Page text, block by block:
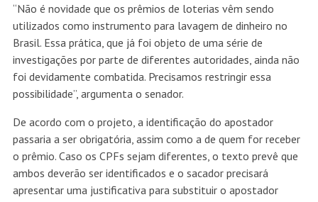
“Não é novidade que os prêmios de loterias vêm sendo
utilizados como instrumento para lavagem de dinheiro no
Brasil. Essa prática, que já foi objeto de uma série de
investigações por parte de diferentes autoridades, ainda não
foi devidamente combatida. Precisamos restringir essa
possibilidade”, argumenta o senador.
De acordo com o projeto, a identificação do apostador
passaria a ser obrigatória, assim como a de quem for receber
o prêmio. Caso os CPFs sejam diferentes, o texto prevê que
ambos deverão ser identificados e o sacador precisará
apresentar uma justificativa para substituir o apostador